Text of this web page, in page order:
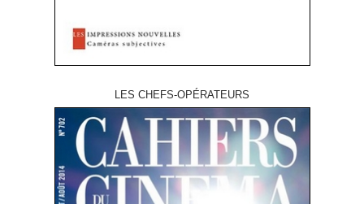
LES CHEFS-OPÉRATEURS